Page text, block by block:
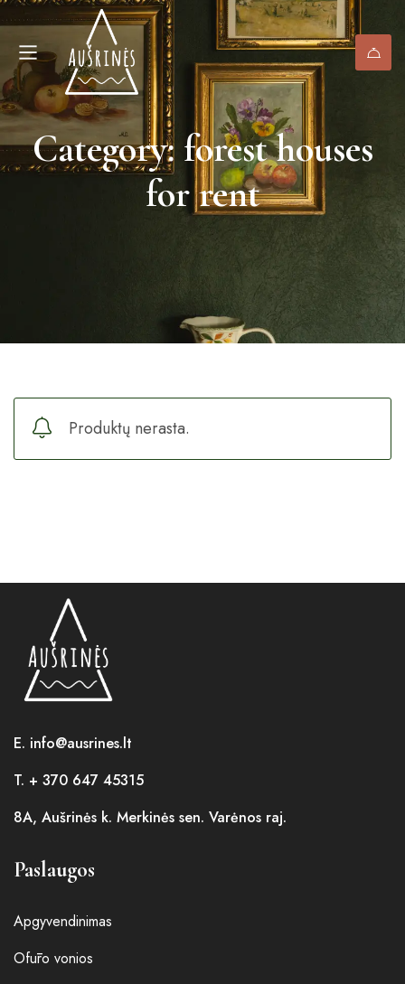
Category: forest houses
for rent
Produktų nerasta.
E. info@ausrines.lt
T. + 370 647 45315
8A, Aušrinės k. Merkinės sen. Varėnos raj.
Paslaugos
Apgyvendinimas
Ofūro vonios